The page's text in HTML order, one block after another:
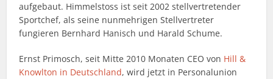
aufgebaut. Himmelstoss ist seit 2002 stellvertretender
Sportchef, als seine nunmehrigen Stellvertreter
fungieren Bernhard Hanisch und Harald Schume.
Ernst Primosch, seit Mitte 2010 Monaten CEO von Hill &
Knowlton in Deutschland, wird jetzt in Personalunion